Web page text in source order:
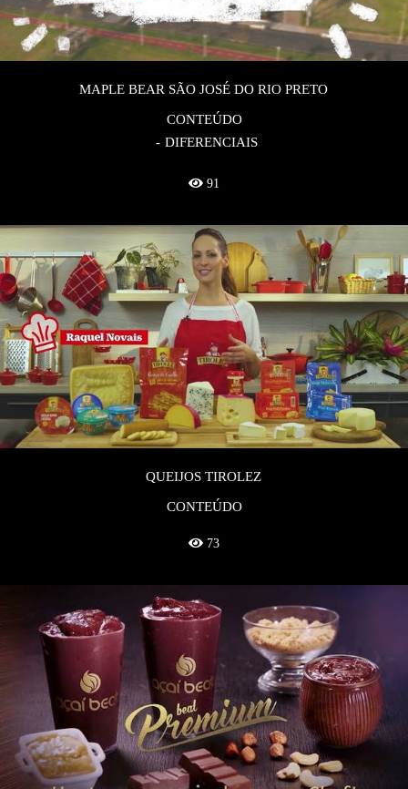
MAPLE BEAR SÃO JOSÉ DO RIO PRETO
CONTEÚDO
DIFERENCIAIS
91
QUEIJOS TIROLEZ
CONTEÚDO
73